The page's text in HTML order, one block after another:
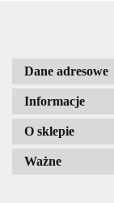
Dane adresowe
Informacje
O sklepie
Ważne